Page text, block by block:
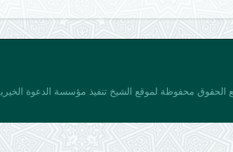
الحقوق محفوظة لموقع الشيختنفيذ مؤسسة الدعوة